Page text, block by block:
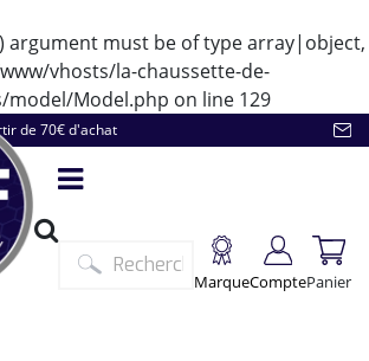
argument must be of type array|object,
vhosts/la-chaussette-de-
Model.php on line 129
de 70€ d'achat
MarqueComptePanier